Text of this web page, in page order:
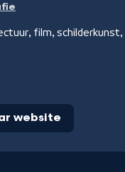
film,
website